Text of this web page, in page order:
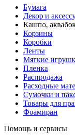
Бумага
Декор и
Кашпо,
Корзины
Коробки
Ленты
Мягкие
Пленка
Распродажа
Расходные
Сумочки и
Товары для
Фоамиран
Помощь и сервисы